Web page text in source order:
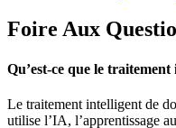
Foire Aux
Qu’est-ce que le
Le traitement intelligent de
utilise l’IA, l’apprentissage